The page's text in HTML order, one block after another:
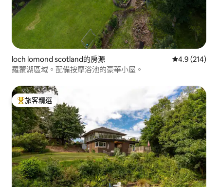
loch lomond scotland的房源 從 214 則評
4.9 (214)
羅蒙湖區域。配備按摩浴池的豪華小屋。
旅客精選榜首
旅客精選